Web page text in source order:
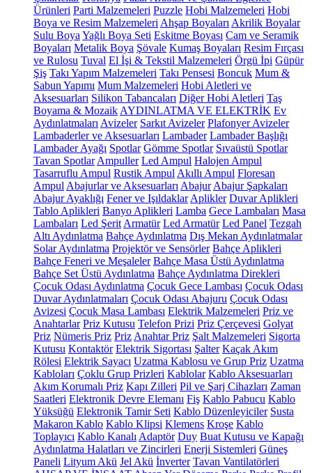
Ürünleri Parti Malzemeleri Puzzle Hobi Malzemeleri Hobi
Boya ve Resim Malzemeleri Ahşap Boyaları Akrilik Boyalar
Sulu Boya Yağlı Boya Seti Eskitme Boyası Cam ve Seramik
Boyaları Metalik Boya Şövale Kumaş Boyaları Resim Fırçası
ve Rulosu Tuval El İşi & Tekstil Malzemeleri Örgü İpi Güpür
Şiş Takı Yapım Malzemeleri Takı Pensesi Boncuk Mum &
Sabun Yapımı Mum Malzemeleri Hobi Aletleri ve
Aksesuarları Silikon Tabancaları Diğer Hobi Aletleri Taş
Boyama & Mozaik AYDINLATMA VE ELEKTRİK Ev
Aydınlatmaları Avizeler Sarkıt Avizeler Plafonyer Avizeler
Lambaderler ve Aksesuarları Lambader Lambader Başlığı
Lambader Ayağı Spotlar Gömme Spotlar Sıvaüstü Spotlar
Tavan Spotlar Ampuller Led Ampul Halojen Ampul
Tasarruflu Ampul Rustik Ampul Akıllı Ampul Floresan
Ampul Abajurlar ve Aksesuarları Abajur Abajur Şapkaları
Abajur Ayaklığı Fener ve Işıldaklar Aplikler Duvar Aplikleri
Tablo Aplikleri Banyo Aplikleri Lamba Gece Lambaları Masa
Lambaları Led Şerit Armatür Led Armatür Led Panel Tezgah
Altı Aydınlatma Bahçe Aydınlatma Dış Mekan Aydınlatmalar
Solar Aydınlatma Projektör ve Sensörler Bahçe Aplikleri
Bahçe Feneri ve Meşaleler Bahçe Masa Üstü Aydınlatma
Bahçe Set Üstü Aydınlatma Bahçe Aydınlatma Direkleri
Çocuk Odası Aydınlatma Çocuk Gece Lambası Çocuk Odası
Duvar Aydınlatmaları Çocuk Odası Abajuru Çocuk Odası
Avizesi Çocuk Masa Lambası Elektrik Malzemeleri Priz ve
Anahtarlar Priz Kutusu Telefon Prizi Priz Çerçevesi Golyat
Priz Nümeris Priz Priz Anahtar Priz Şalt Malzemeleri Sigorta
Kutusu Kontaktör Elektrik Sigortası Şalter Kaçak Akım
Rölesi Elektrik Sayacı Uzatma Kablosu ve Grup Priz Uzatma
Kabloları Çoklu Grup Prizleri Kablolar Kablo Aksesuarları
Akım Korumalı Priz Kapı Zilleri Pil ve Şarj Cihazları Zaman
Saatleri Elektronik Devre Elemanı Fiş Kablo Pabucu Kablo
Yüksüğü Elektronik Tamir Seti Kablo Düzenleyiciler Susta
Makaron Kablo Kablo Klipsi Klemens Kroşe Kablo
Toplayıcı Kablo Kanalı Adaptör Duy Buat Kutusu ve Kapağı
Aydınlatma Halatları ve Zincirleri Enerji Sistemleri Güneş
Paneli Lityum Akü Jel Akü İnverter Tavan Vantilatörleri